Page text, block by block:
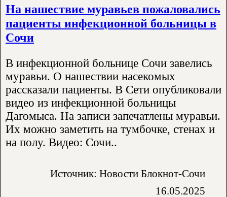
На нашествие муравьев пожаловались
пациенты инфекционной больницы в
Сочи
В инфекционной больнице Сочи завелись
муравьи. О нашествии насекомых
рассказали пациенты. В Сети опубликовали
видео из инфекционной больницы
Дагомыса. На записи запечатлены муравьи.
Их можно заметить на тумбочке, стенах и
на полу. Видео: Сочи..
Источник: Новости Блокнот-Сочи
16.05.2025